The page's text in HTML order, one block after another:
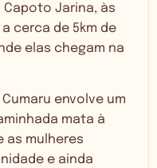
Capoto Jarina, às
cerca de 5km de
elas chegam na
envolve um
mata à
as mulheres
e ainda